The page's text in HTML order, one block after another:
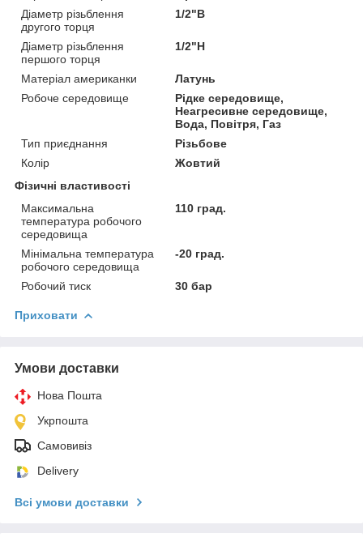
Діаметр різьблення
другого торця
1/2"В
Діаметр різьблення
першого торця
1/2"Н
Матеріал американки
Латунь
Робоче середовище
Рідке середовище,
Неагресивне середовище,
Вода, Повітря, Газ
Тип приєднання
Різьбове
Колір
Жовтий
Фізичні властивості
Максимальна
температура робочого
середовища
110 град.
Мінімальна температура
робочого середовища
-20 град.
Робочий тиск 30 бар
Приховати
Умови доставки
Нова Пошта
Укрпошта
Самовивіз
Delivery
Всі умови доставки